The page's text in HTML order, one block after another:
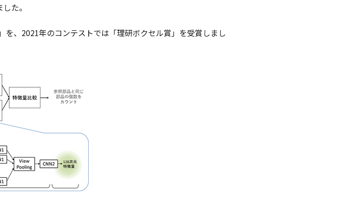
た。
、2021年のコンテストでは「理研ボクセル賞」を受賞しまし